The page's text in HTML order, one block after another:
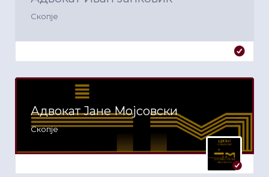
Скопје
Адвокат Јане Мојсовски
Скопје